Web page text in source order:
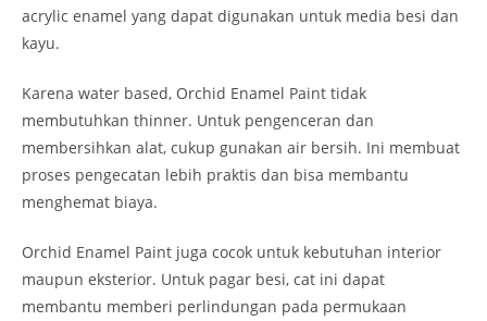
acrylic enamel yang dapat digunakan untuk media besi dan
kayu.
Karena water based, Orchid Enamel Paint tidak
membutuhkan thinner. Untuk pengenceran dan
membersihkan alat, cukup gunakan air bersih. Ini membuat
proses pengecatan lebih praktis dan bisa membantu
menghemat biaya.
Orchid Enamel Paint juga cocok untuk kebutuhan interior
maupun eksterior. Untuk pagar besi, cat ini dapat
membantu memberi perlindungan pada permukaan